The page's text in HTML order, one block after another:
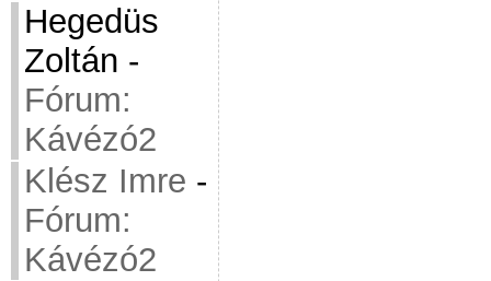
Hegedüs
Zoltán -
Fórum:
Kávézó2
Klész Imre -
Fórum:
Kávézó2